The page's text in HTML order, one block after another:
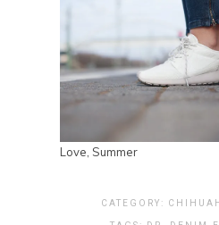
Love, Summer
CATEGORY: